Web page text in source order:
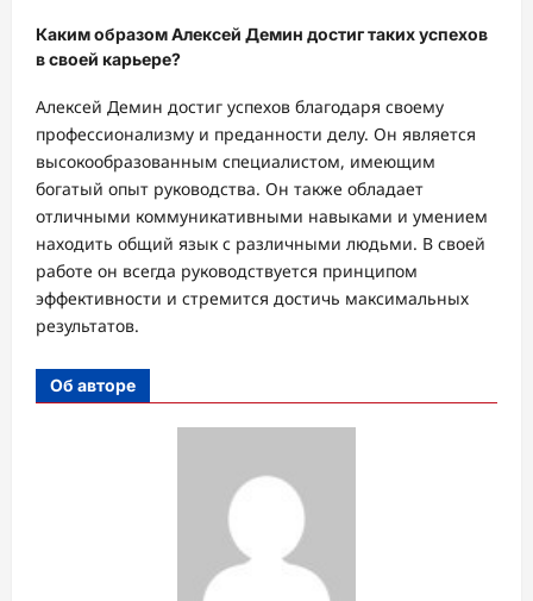
Каким образом Алексей Демин достиг таких успехов
в своей карьере?
Алексей Демин достиг успехов благодаря своему
профессионализму и преданности делу. Он является
высокообразованным специалистом, имеющим
богатый опыт руководства. Он также обладает
отличными коммуникативными навыками и умением
находить общий язык с различными людьми. В своей
работе он всегда руководствуется принципом
эффективности и стремится достичь максимальных
результатов.
Об авторе